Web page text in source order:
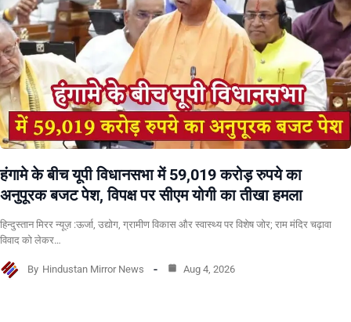
हंगामे के बीच यूपी विधानसभा में 59,019 करोड़ रुपये का
अनुपूरक बजट पेश, विपक्ष पर सीएम योगी का तीखा हमला
हिन्दुस्तान मिरर न्यूज़ :ऊर्जा, उद्योग, ग्रामीण विकास और स्वास्थ्य पर विशेष जोर; राम मंदिर चढ़ावा
विवाद को लेकर…
By Hindustan Mirror News Aug 4, 2026